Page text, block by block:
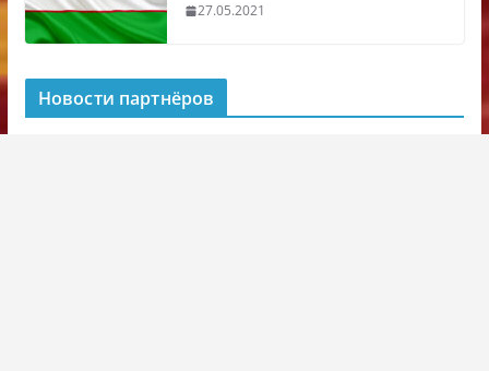
27.05.2021
Новости партнёров